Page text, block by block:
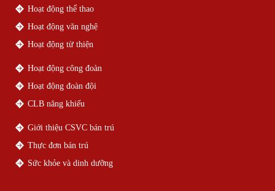
Hoạt động thể thao
Hoạt động văn nghệ
Hoạt động từ thiện
Hoạt động công đoàn
Hoạt động đoàn đội
CLB năng khiếu
Giới thiệu CSVC bán trú
Thực đơn bán trú
Sức khỏe và dinh dưỡng